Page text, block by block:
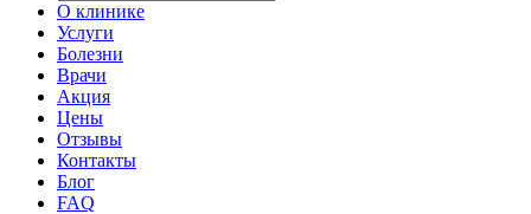
О клинике
Услуги
Болезни
Врачи
Акция
Цены
Отзывы
Контакты
Блог
FAQ